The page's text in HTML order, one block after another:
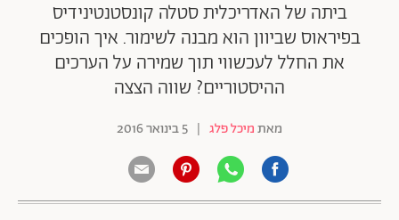
ביתה של האדריכלית סטלה קונסטנטינידיס
בפיראוס שביוון הוא מבנה לשימור. איך הופכים
את החלל לעכשווי תוך שמירה על הערכים
ההיסטוריים? שווה הצצה
מאתמיכל פלג | 5 בינואר 2016